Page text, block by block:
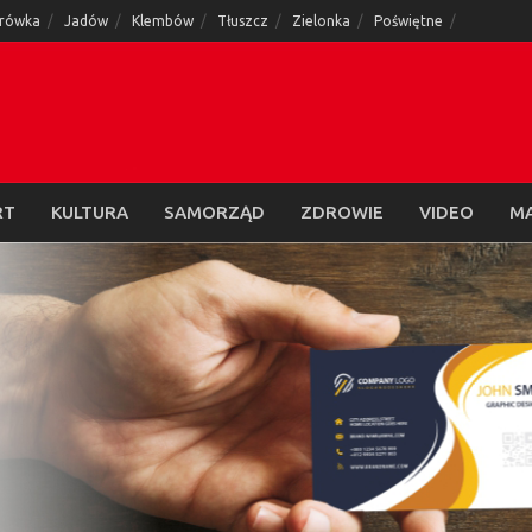
Jadów Klembów Tłuszcz Zielonka Poświętne
KULTURA SAMORZĄD ZDROWIE VIDEO